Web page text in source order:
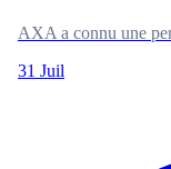
AXA a connu une
31 Juil